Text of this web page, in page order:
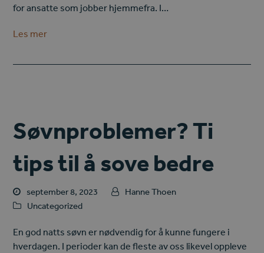
for ansatte som jobber hjemmefra. I…
Les mer
Søvnproblemer? Ti
tips til å sove bedre
september 8, 2023
Hanne Thoen
Uncategorized
En god natts søvn er nødvendig for å kunne fungere i
hverdagen. I perioder kan de fleste av oss likevel oppleve